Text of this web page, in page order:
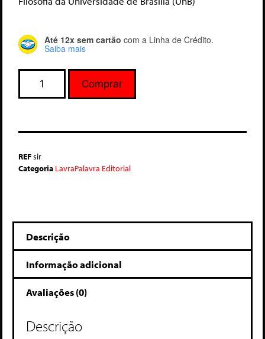
Até 12x sem cartão com a Linha de Crédito.
Saiba mais
Comprar
REFsir
Categoria LavraPalavra Editorial
Descrição
Informação adicional
Avaliações (0)
Descrição